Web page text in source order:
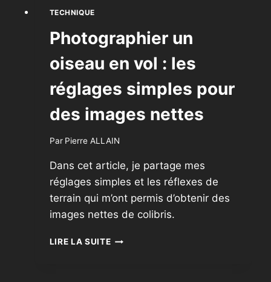
TECHNIQUE
Photographier un
oiseau en vol : les
réglages simples pour
des images nettes
Par Pierre ALLAIN
Dans cet article, je partage mes
réglages simples et les réflexes de
terrain qui m’ont permis d’obtenir des
images nettes de colibris.
LIRE LA SUITEPHOTOGRAPHIER